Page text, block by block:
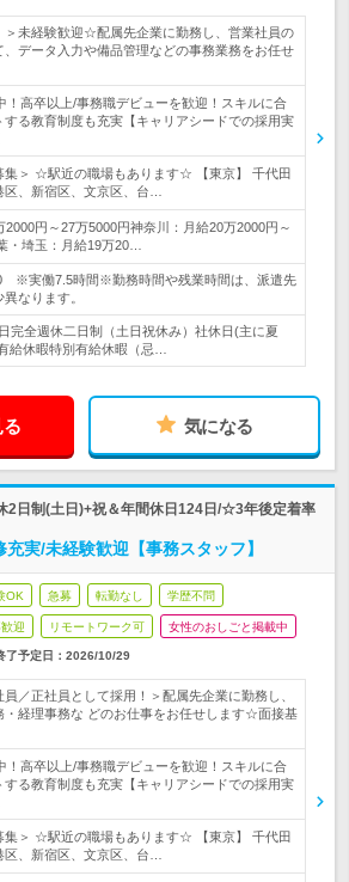
＞未経験歓迎☆配属先企業に勤務し、営業社員の
、データ入力や備品管理などの事務業務をお任せ
！高卒以上/事務職デビューを歓迎！スキルに合
する教育制度も充実【キャリアシードでの採用実
集＞ ☆駅近の職場もあります☆ 【東京】 千代田
区、新宿区、文京区、台…
2000円～27万5000円神奈川：月給20万2000円～
・埼玉：月給19万20…
※実働7.5時間※勤務時間や残業時間は、派遣先
なります。
完全週休二日制（土日祝休み）社休日(主に夏
給休暇特別有給休暇（忌…
気になる
2日制(土日)+祝＆年間休日124日/☆3年後定着率
実/未経験歓迎【事務スタッフ】
OK 急募 転勤なし 学歴不問
迎 リモートワーク可 女性のおしごと掲載中
了予定日： 2026/10/29
員／正社員として採用！＞配属先企業に勤務し、
・経理事務な どのお仕事をお任せします☆面接基
！高卒以上/事務職デビューを歓迎！スキルに合
する教育制度も充実【キャリアシードでの採用実
集＞ ☆駅近の職場もあります☆ 【東京】 千代田
区、新宿区、文京区、台…